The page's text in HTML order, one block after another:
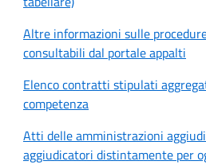
Altre informazioni sulle
consultabili dal portale appalti
Elenco contratti stipulati
competenza
Atti delle amministrazioni
aggiudicatori distintamente per